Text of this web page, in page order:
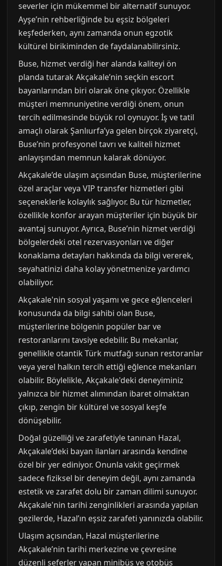
severler için mükemmel bir alternatif sunuyor.
Ayşe’nin rehberliğinde bu eşsiz bölgeleri
keşfederken, aynı zamanda onun egzotik
kültürel birikiminden de faydalanabilirsiniz.
Buse, hizmet verdiği her alanda kaliteyi ön
planda tutarak Akçakale’nin seçkin escort
bayanlarından biri olarak öne çıkıyor. Özellikle
müşteri memnuniyetine verdiği önem, onun
tercih edilmesinde büyük rol oynuyor. İş ve tatil
amaçlı olarak Şanlıurfa’ya gelen birçok ziyaretçi,
Buse’nin profesyonel tavrı ve kaliteli hizmet
anlayışından memnun kalarak dönüyor.
Akçakale’de ulaşım açısından Buse, müşterilerine
özel araçlar veya VIP transfer hizmetleri gibi
seçeneklerle kolaylık sağlıyor. Bu tür hizmetler,
özellikle konfor arayan müşteriler için büyük bir
avantaj sunuyor. Ayrıca, Buse’nin hizmet verdiği
bölgelerdeki otel rezervasyonları ve diğer
konaklama detayları hakkında da bilgi vererek,
seyahatinizi daha kolay yönetmenize yardımcı
olabiliyor.
Akçakale'nin sosyal yaşamı ve gece eğlenceleri
konusunda da bilgi sahibi olan Buse,
müşterilerine bölgenin popüler bar ve
restoranlarını tavsiye edebilir. Bu mekanlar,
genellikle otantik Türk mutfağı sunan restoranlar
veya yerel halkın tercih ettiği eğlence mekanları
olabilir. Böylelikle, Akçakale'deki deneyiminiz
yalnızca bir hizmet alımından ibaret olmaktan
çıkıp, zengin bir kültürel ve sosyal keşfe
dönüşebilir.
Doğal güzelliği ve zarafetiyle tanınan Hazal,
Akçakale’deki bayan ilanları arasında kendine
özel bir yer ediniyor. Onunla vakit geçirmek
sadece fiziksel bir deneyim değil, aynı zamanda
estetik ve zarafet dolu bir zaman dilimi sunuyor.
Akçakale'nin tarihi zenginlikleri arasında yapılan
gezilerde, Hazal’ın eşsiz zarafeti yanınızda olabilir.
Ulaşım açısından, Hazal müşterilerine
Akçakale’nin tarihi merkezine ve çevresine
düzenli seferler yapan minibüs ve otobüs